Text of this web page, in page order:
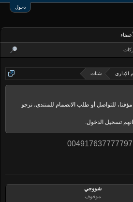
دخول
الإداري شتات
للتواصل أو طلب الانضمام للمنتدى، نرجو
تسجيل الدخول.
شووجي
موقوف